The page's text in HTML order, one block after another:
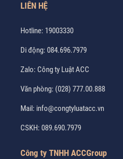
LIÊN HỆ
Hotline: 19003330
Di động: 084.696.7979
Zalo: Công ty Luật ACC
Văn phòng: (028) 777.00.888
Mail: info@congtyluatacc.vn
CSKH: 089.690.7979
Công ty TNHH ACCGroup